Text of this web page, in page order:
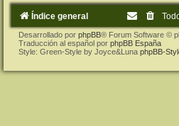
Índice general
Desarrollado por phpBB® Forum Software ©
Traducción al español por phpBB España
Style: Green-Style by Joyce&Luna phpBB-